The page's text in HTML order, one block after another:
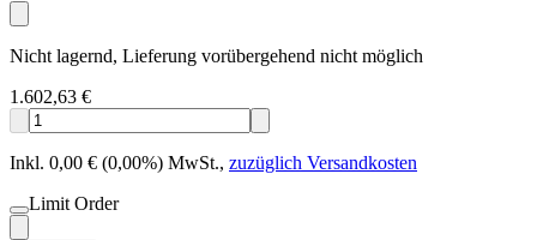
Nicht lagernd, Lieferung vorübergehend nicht möglich
1.602,63 €
Inkl. 0,00 € (0,00%) MwSt., zuzüglich Versandkosten
Limit Order